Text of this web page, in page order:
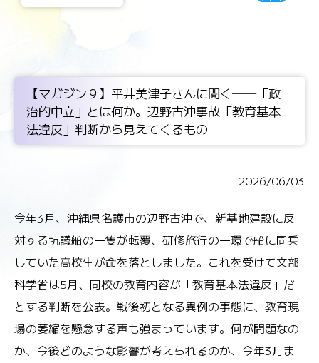
【マガジン９】平井美津子さんに聞く──「政
治的中立」とは何か。辺野古沖事故「教育基本
法違反」判断から見えてくるもの
2026/06/03
今年3月、沖縄県名護市の辺野古沖で、新基地建設に反
対する抗議船の一隻が転覆、研修旅行の一環で船に同乗
していた高校生が命を落としました。これを受けて文部
科学省は5月、同校の教育内容が「教育基本法違反」だ
とする判断を公表。戦後初となる異例の事態に、教育現
場の萎縮を懸念する声も強まっています。何が問題なの
か、今後どのような影響が考えられるのか、今年3月ま